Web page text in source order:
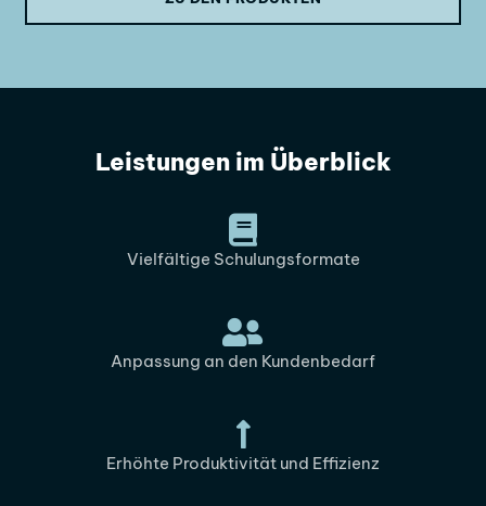
Leistungen im Überblick
Vielfältige Schulungsformate
Anpassung an den Kundenbedarf
Erhöhte Produktivität und Effizienz